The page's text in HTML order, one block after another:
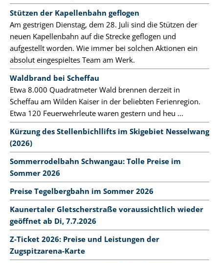
Stützen der Kapellenbahn geflogen
Am gestrigen Dienstag, dem 28. Juli sind die Stützen der
neuen Kapellenbahn auf die Strecke geflogen und
aufgestellt worden. Wie immer bei solchen Aktionen ein
absolut eingespieltes Team am Werk.
Waldbrand bei Scheffau
Etwa 8.000 Quadratmeter Wald brennen derzeit in
Scheffau am Wilden Kaiser in der beliebten Ferienregion.
Etwa 120 Feuerwehrleute waren gestern und heu ...
Kürzung des Stellenbichllifts im Skigebiet Nesselwang
(2026)
Sommerrodelbahn Schwangau: Tolle Preise im
Sommer 2026
Preise Tegelbergbahn im Sommer 2026
Kaunertaler Gletscherstraße voraussichtlich wieder
geöffnet ab Di, 7.7.2026
Z-Ticket 2026: Preise und Leistungen der
Zugspitzarena-Karte